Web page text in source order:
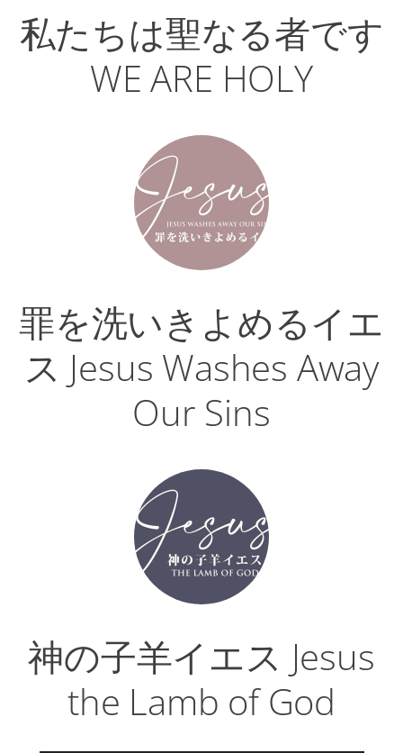
私たちは聖なる者です
WE ARE HOLY
罪を洗いきよめるイエ
ス Jesus Washes Away
Our Sins
神の子羊イエス Jesus
the Lamb of God